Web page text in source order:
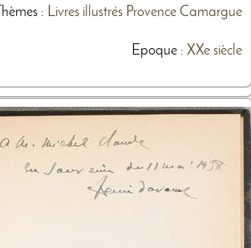
Thèmes: Livres illustrés Provence Camargue
Epoque : XXe siècle